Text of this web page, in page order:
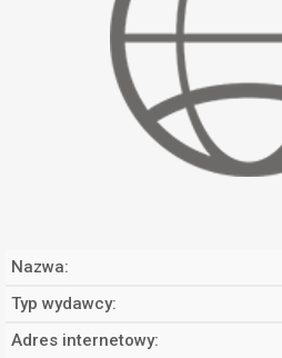
Nazwa:
Typ wydawcy:
Adres internetowy: